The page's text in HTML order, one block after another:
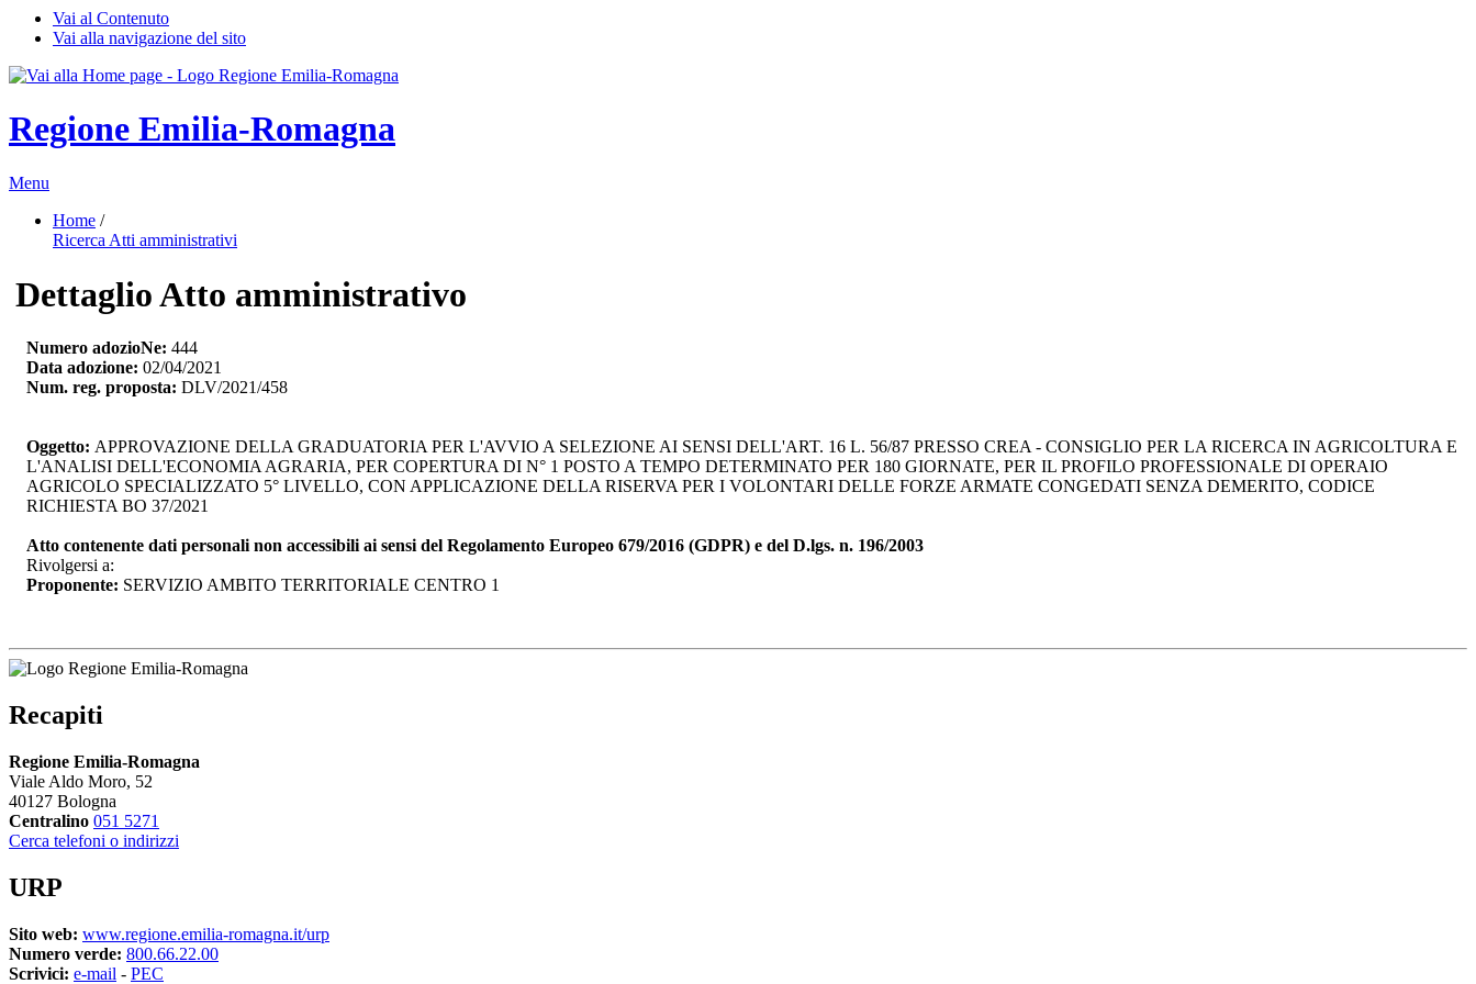
Vai al Contenuto
Vai alla navigazione del sito
Regione Emilia-Romagna
Menu
Home /
Ricerca Atti amministrativi
Dettaglio Atto amministrativo
Numero adozioNe: 444
Data adozione: 02/04/2021
Num. reg. proposta: DLV/2021/458
Oggetto: APPROVAZIONE DELLA GRADUATORIA PER L'AVVIO A SELEZIONE AI SENSI DELL'ART. 16 L. 56/87 PRESSO CREA - CONSIGLIO PER LA RICERCA IN AGRICOLTURA E
L'ANALISI DELL'ECONOMIA AGRARIA, PER COPERTURA DI N° 1 POSTO A TEMPO DETERMINATO PER 180 GIORNATE, PER IL PROFILO PROFESSIONALE DI OPERAIO
AGRICOLO SPECIALIZZATO 5° LIVELLO, CON APPLICAZIONE DELLA RISERVA PER I VOLONTARI DELLE FORZE ARMATE CONGEDATI SENZA DEMERITO, CODICE
RICHIESTA BO 37/2021
Atto contenente dati personali non accessibili ai sensi del Regolamento Europeo 679/2016 (GDPR) e del D.lgs. n. 196/2003
Rivolgersi a:
Proponente: SERVIZIO AMBITO TERRITORIALE CENTRO 1
Recapiti
Regione Emilia-Romagna
Viale Aldo Moro, 52
40127 Bologna
Centralino 051 5271
Cerca telefoni o indirizzi
URP
Sito web: www.regione.emilia-romagna.it/urp
Numero verde: 800.66.22.00
Scrivici: e-mail - PEC